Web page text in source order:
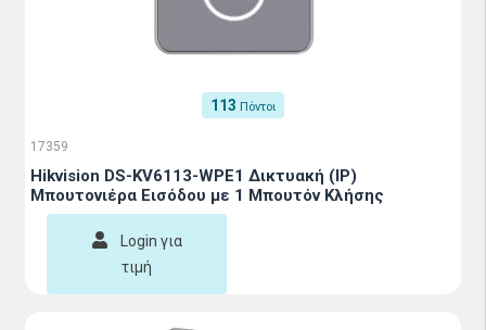
113 Πόντοι
17359
Hikvision DS-KV6113-WPE1 Δικτυακή (IP)
Μπουτονιέρα Εισόδου με 1 Μπουτόν Κλήσης
Login για
τιμή